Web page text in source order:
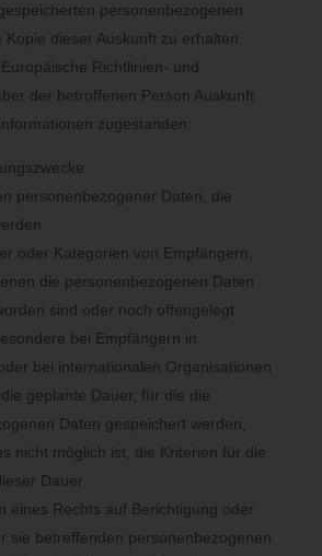
personenbezogenen
dieser Auskunft zu erhalten.
Richtlinien- und
der betroffenen Person Auskunft
zugestanden:
personenbezogener Daten, die
oder Kategorien von Empfängern,
die personenbezogenen Daten
sind oder noch offengelegt
bei Empfängern in
bei internationalen Organisationen
geplante Dauer, für die die
Daten gespeichert werden,
nicht möglich ist, die Kriterien für die
Dauer
eines Rechts auf Berichtigung oder
sie betreffenden personenbezogenen
Gründe für die Verarbeitung vor, oder
legt gemäß Art. 21 Abs. 2 DS-GVO
Verarbeitung ein.
Daten wurden unrechtmäßig
Daten ist zur Erfüllung
nach dem Unionsrecht oder dem
erforderlich, dem der Verantwortliche
Daten wurden in Bezug auf
Informationsgesellschaft gemäß Art. 8
genannten Gründe zutrifft und eine
Löschung von personenbezogenen
sind, veranlassen möchte, kann sie sich
Mitarbeiter des für die Verarbeitung
unverzüglich nachgekommen wird.
Daten öffentlich gemacht und
als Verantwortlicher gemäß Art. 17 Abs.
der personenbezogenen Daten
unter Berücksichtigung der verfügbaren
Art, um andere für die
welche die veröffentlichten